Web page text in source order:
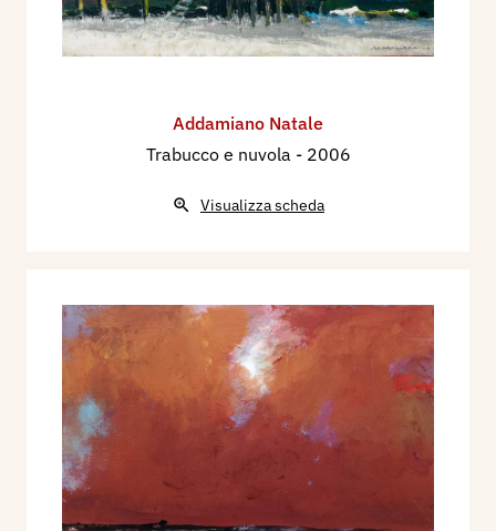
Addamiano Natale
Trabucco e nuvola - 2006
Visualizza scheda